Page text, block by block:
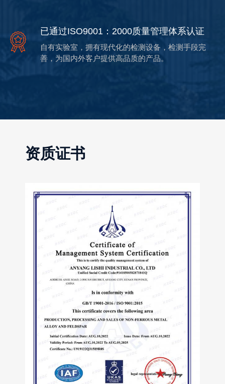
已通过ISO9001：2000质量管理体系认证
自有实验室，拥有现代化的检测设备，检测手段完
善，为国内外客户提供高品质的产品。
资质证书